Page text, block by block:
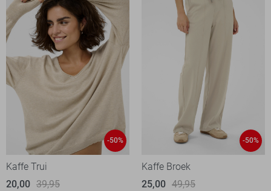
-50%
Kaffe Trui
20,00 39,95
-50%
Kaffe Broek
25,00 49,95